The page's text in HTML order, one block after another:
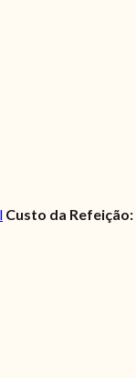
Custo da Refeição: